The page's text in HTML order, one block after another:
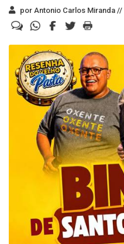
por Antonio Carlos Miranda //